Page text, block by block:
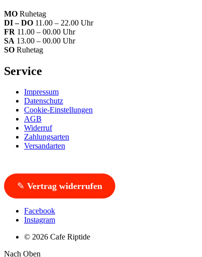
MO Ruhetag
DI – DO 11.00 – 22.00 Uhr
FR 11.00 – 00.00 Uhr
SA 13.00 – 00.00 Uhr
SO Ruhetag
Service
Impressum
Datenschutz
Cookie-Einstellungen
AGB
Widerruf
Zahlungsarten
Versandarten
✎ Vertrag widerrufen
Facebook
Instagram
© 2026 Cafe Riptide
Nach Oben